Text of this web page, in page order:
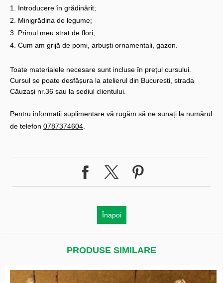
1. Introducere în grădinărit;
2. Minigrădina de legume;
3. Primul meu strat de flori;
4. Cum am grijă de pomi, arbuști ornamentali, gazon.
Toate materialele necesare sunt incluse în prețul cursului.
Cursul se poate desfășura la atelierul din Bucuresti, strada
Căuzași nr.36 sau la sediul clientului.
Pentru informații suplimentare vă rugăm să ne sunați la numărul
de telefon 0787374604
Înapoi
PRODUSE SIMILARE